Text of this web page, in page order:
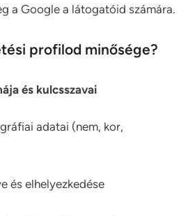
a Google a látogatóid számára.
profilod minősége?
és kulcsszavai
adatai (nem, kor,
és elhelyezkedése